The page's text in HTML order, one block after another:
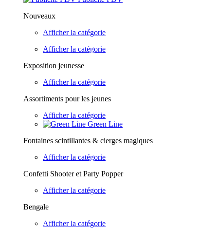
Nouveaux
Afficher la catégorie
Afficher la catégorie
Exposition jeunesse
Afficher la catégorie
Assortiments pour les jeunes
Afficher la catégorie
Green Line
Fontaines scintillantes & cierges magiques
Afficher la catégorie
Confetti Shooter et Party Popper
Afficher la catégorie
Bengale
Afficher la catégorie